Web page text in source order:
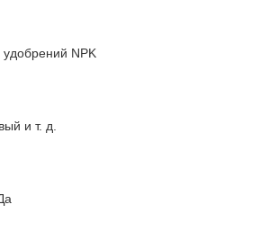
удобрений NPK
и т. д.